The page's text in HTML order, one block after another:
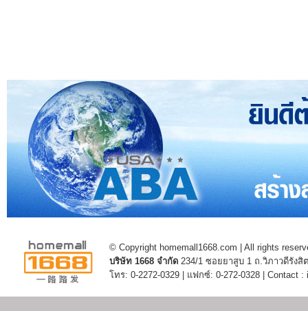
© Copyright homemall1668.com | All rights
บริษัท 1668 จำกัด 234/1 ซอยยาสูบ 1 ถ.วิภาวดีรัง
โทร: 0-2272-0329 | แฟกซ์: 0-272-0328 | Contact